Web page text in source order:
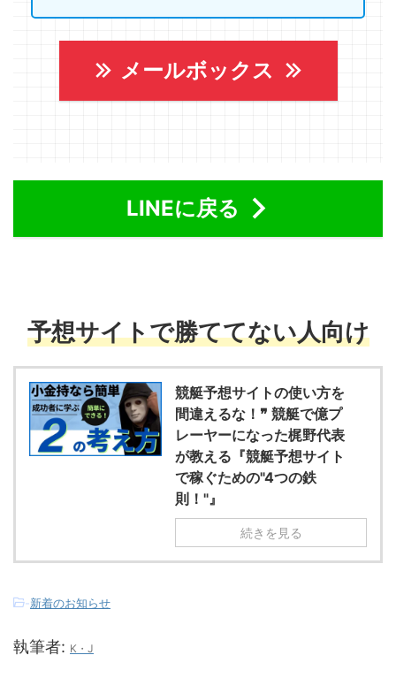
メールボックス
LINEに戻る
予想サイトで勝ててない人向け
競艇予想サイトの使い方を
間違えるな！❞ 競艇で億プ
レーヤーになった梶野代表
が教える『競艇予想サイト
で稼ぐための"4つの鉄
則！"』
続きを見る
-新着のお知らせ
執筆者: K・J